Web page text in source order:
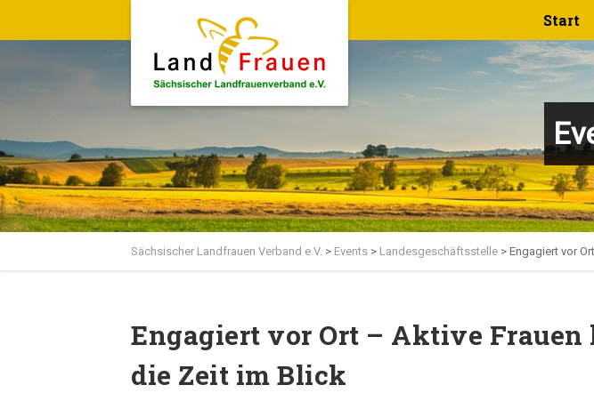
Start
Sächsischer Landfrauen Verband e.V. > Events > Landesgeschäftsstelle > Engagiert vor
Engagiert vor Ort – Aktive Frauen
die Zeit im Blick